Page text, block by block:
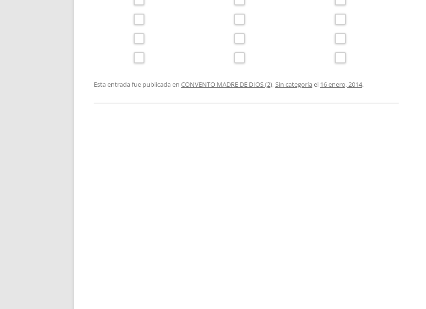
Esta entrada fue publicada en CONVENTO MADRE DE DIOS (2), Sin categoría el 16 enero, 2014.